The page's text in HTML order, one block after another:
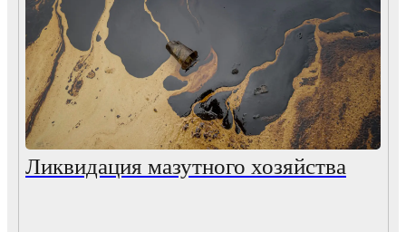
Ликвидация мазутного хозяйства